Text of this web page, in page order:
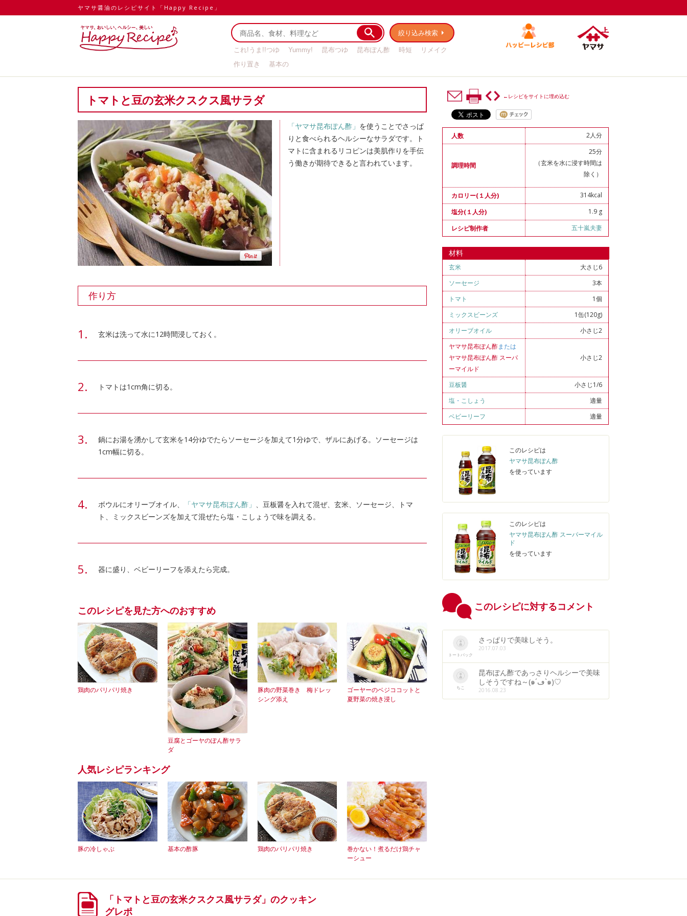
ヤマサ醤油のレシピサイト「Happy Recipe」
絞り込み検索
これ!うま!!つゆ Yummy! 昆布つゆ 昆布ぽん酢 時短
リメイク
作り置き
基本の
トマトと豆の玄米クスクス風サラダ
「ヤマサ昆布ぽん酢」 を使うことでさっぱ
りと食べられるヘルシーなサラダです。ト
マトに含まれるリコピンは美肌作りを手伝
う働きが期待できると言われています。
作り方
玄米は洗って水に12時間浸しておく。
トマトは1cm角に切る。
鍋にお湯を湧かして玄米を14分ゆでたらソーセージを加えて1分ゆで、ザルにあげる。ソーセージは
1cm幅に切る。
ボウルにオリーブオイル、 「ヤマサ昆布ぽん酢」 、豆板醤を入れて混ぜ、玄米、ソーセージ、トマ
ト、ミックスビーンズを加えて混ぜたら塩・こしょうで味を調える。
器に盛り、ベビーリーフを添えたら完成。
このレシピを見た方へのおすすめ
鶏肉のパリパリ焼き
豆腐とゴーヤのぽん酢サラ
ダ
豚肉の野菜巻き 梅ドレッ
シング添え
ゴーヤーのベジココットと
夏野菜の焼き浸し
人気レシピランキング
豚の冷しゃぶ 基本の酢豚 鶏肉のパリパリ焼き
巻かない！煮るだけ鶏チャ
ーシュー
←レシピをサイトに埋め込む
人数 2人分
調理時間
25分
（玄米を水に浸す時間は
除く）
カロリー(１人分)
314kcal
塩分(１人分)
1.9 g
レシピ制作者
五十嵐夫妻
材料
玄米
大さじ6
ソーセージ
3本
トマト
1個
ミックスビーンズ
1缶(120g)
オリーブオイル
小さじ2
ヤマサ昆布ぽん酢または
ヤマサ昆布ぽん酢 スーパ
ーマイルド
小さじ2
豆板醤
小さじ1/6
塩 ・ こしょう
適量
ベビーリーフ
適量
このレシピは
ヤマサ昆布ぽん酢
を使っています
このレシピは
ヤマサ昆布ぽん酢 スーパーマイル
ド
を使っています
このレシピに対するコメント
トートバック
さっぱりで美味しそう。
2017.07.03
ちこ
昆布ぽん酢であっさりヘルシーで美味
しそうですね～(๑´ڡ`๑)♡
2016.08.23
「トマトと豆の玄米クスクス風サラダ」のクッキン
グレポ